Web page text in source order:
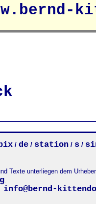
/ de / station / s /
Texte unterliegen dem
.
info@bernd-